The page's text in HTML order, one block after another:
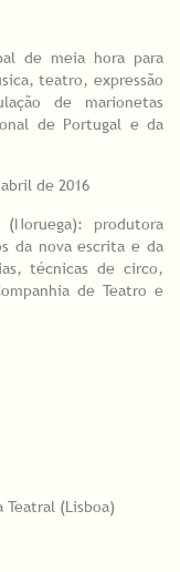
de meia hora para
teatro, expressão
de marionetas
de Portugal e da
de 2016
(Noruega): produtora
da nova escrita e da
técnicas de circo,
de Teatro e
Teatral (Lisboa)